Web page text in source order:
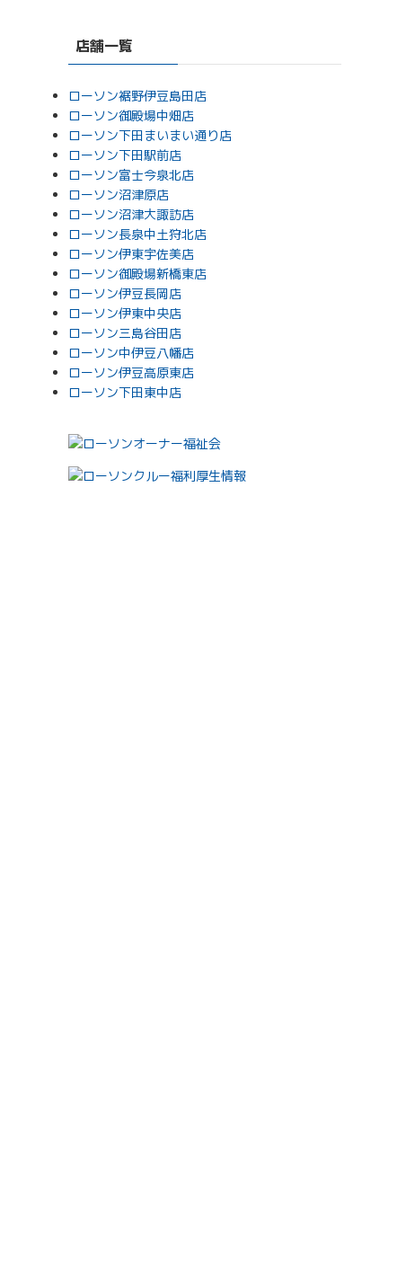
店舗一覧
ローソン裾野伊豆島田店
ローソン御殿場中畑店
ローソン下田まいまい通り店
ローソン下田駅前店
ローソン富士今泉北店
ローソン沼津原店
ローソン沼津大諏訪店
ローソン長泉中土狩北店
ローソン伊東宇佐美店
ローソン御殿場新橋東店
ローソン伊豆長岡店
ローソン伊東中央店
ローソン三島谷田店
ローソン中伊豆八幡店
ローソン伊豆高原東店
ローソン下田東中店